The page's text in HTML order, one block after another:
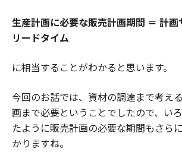
生産計画に必要な販売計画期間 ＝ 計
リードタイム
に相当することがわかると思います。
今回のお話では、資材の調達まで考え
画まで必要ということでしたので、い
たように販売計画の必要な期間もさら
かりますね。